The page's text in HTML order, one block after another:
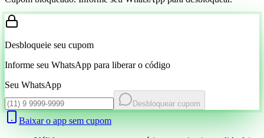
Desbloqueie seu cupom
Informe seu WhatsApp para liberar o código
Seu WhatsApp
Desbloquear cupom
Baixar o app sem cupom